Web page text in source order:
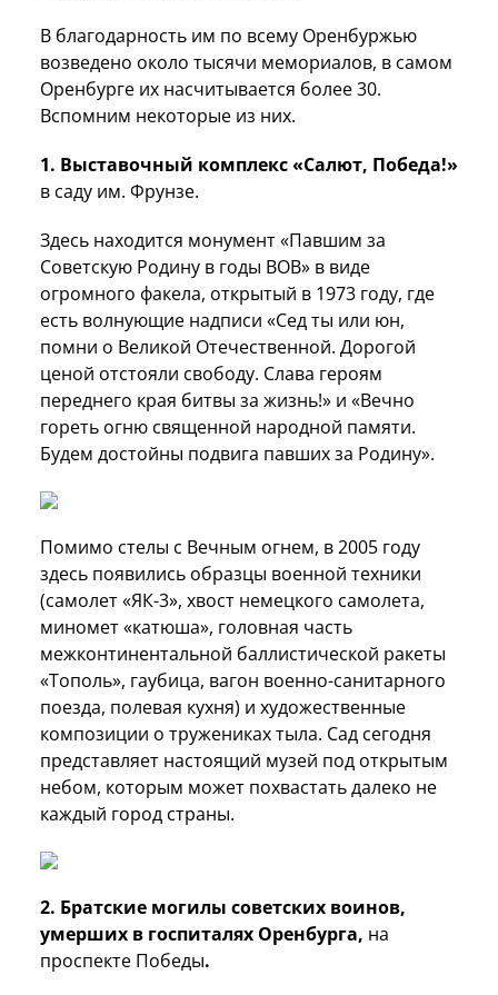
В благодарность им по всему Оренбуржью
возведено около тысячи мемориалов, в самом
Оренбурге их насчитывается более 30.
Вспомним некоторые из них.
1. Выставочный комплекс «Салют, Победа!»
в саду им. Фрунзе.
Здесь находится монумент «Павшим за
Советскую Родину в годы ВОВ» в виде
огромного факела, открытый в 1973 году, где
есть волнующие надписи «Сед ты или юн,
помни о Великой Отечественной. Дорогой
ценой отстояли свободу. Слава героям
переднего края битвы за жизнь!» и «Вечно
гореть огню священной народной памяти.
Будем достойны подвига павших за Родину».
Помимо стелы с Вечным огнем, в 2005 году
здесь появились образцы военной техники
(самолет «ЯК-3», хвост немецкого самолета,
миномет «катюша», головная часть
межконтинентальной баллистической ракеты
«Тополь», гаубица, вагон военно-санитарного
поезда, полевая кухня) и художественные
композиции о тружениках тыла. Сад сегодня
представляет настоящий музей под открытым
небом, которым может похвастать далеко не
каждый город страны.
2. Братские могилы советских воинов,
умерших в госпиталях Оренбурга, на
проспекте Победы.